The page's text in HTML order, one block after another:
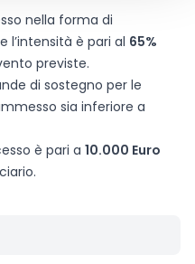
nella forma di
l’intensità è pari al 65%
previste.
di sostegno per le
sia inferiore a
è pari a 10.000 Euro